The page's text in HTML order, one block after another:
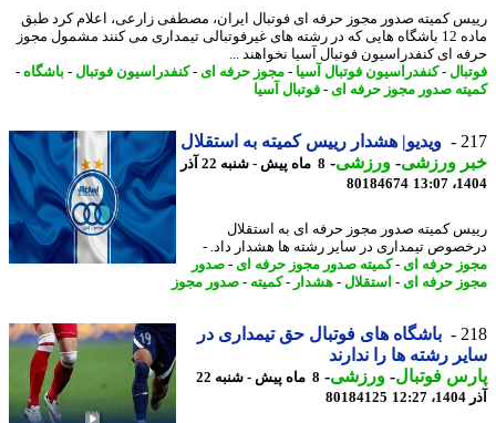
کمیته صدور مجوز حرفه ای فوتبال ایران، مصطفی زارعی، اعلام کرد طبق
ماده 12 باشگاه هایی که در رشته های غیرفوتبالی تیمداری می کنند مشمول مجوز
ای کنفدراسیون فوتبال آسیا نخواهند ...
-کنفدراسیون فوتبال آسیا -مجوز حرفه ای- کنفدراسیون فوتبال-باشگاه-
صدور مجوز حرفه ای- فوتبال آسیا
ویدیو| هشدار رییس کمیته به استقلال
ورزشی-ورزشی-
8 ماه پیش - شنبه 22 آذر
80184674
کمیته صدور مجوز حرفه ای به استقلال
تیمداری در سایر رشته ها هشدار داد. -
حرفه ای- کمیته صدور مجوز حرفه ای- صدور
حرفه ای- استقلال-هشدار-کمیته-صدور مجوز
باشگاه های فوتبال حق تیمداری در
رشته ها را ندارند
فوتبال-ورزشی-
8 ماه پیش - شنبه 22
80184125